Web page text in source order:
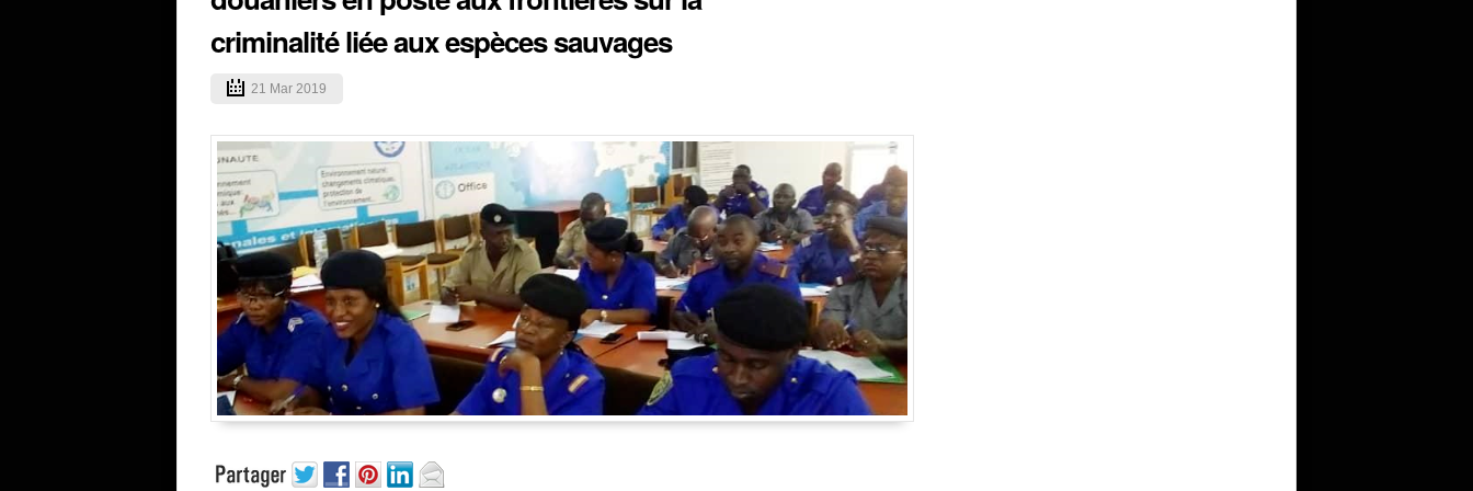
criminalité liée aux espèces sauvages
21 Mar 2019